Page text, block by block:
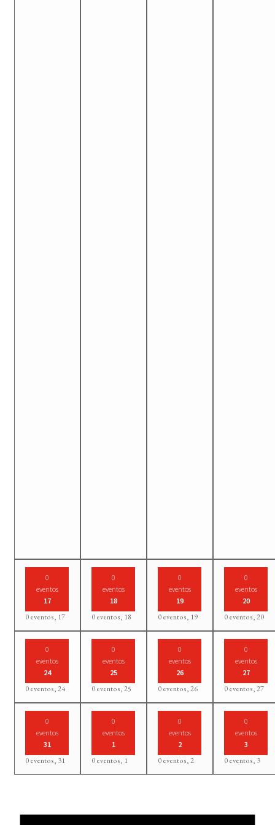
0
eventos
17
0 eventos, 17
0
eventos
18
0 eventos, 18
0
eventos
19
0 eventos, 19
0
eventos
20
0 eventos,20
0
eventos
24
0 eventos,24
0
eventos
25
0 eventos,25
0
eventos
26
0 eventos,26
0
eventos
27
0 eventos,27
0
eventos
31
0 eventos, 31
0
eventos
1
0 eventos, 1
0
eventos
2
0 eventos,2
0
eventos
3
0 eventos, 3